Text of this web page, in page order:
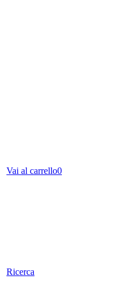
Vai al carrello0
Ricerca